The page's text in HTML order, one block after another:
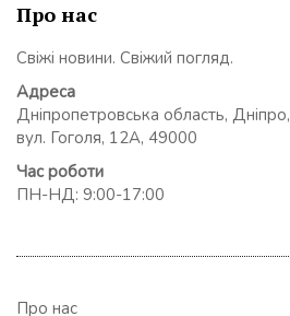
Про нас
Свіжі новини. Свіжий погляд.
Адреса
Дніпропетровська область, Дніпро,
вул. Гоголя, 12А, 49000
Час роботи
ПН-НД: 9:00-17:00
Про нас